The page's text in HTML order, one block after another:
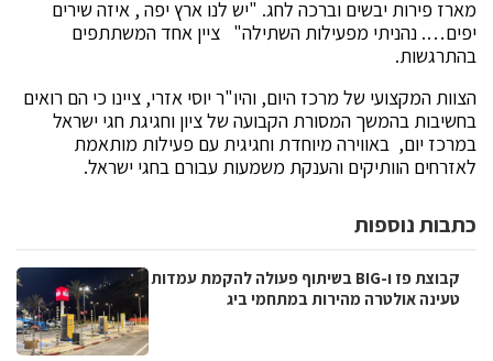
מארז פירות יבשים וברכה לחג. "יש לנו ארץ יפה , איזה שירים
יפים…. נהניתי מפעילות השתילה" ציין אחד המשתתפים
בהתרגשות.
הצוות המקצועי של מרכז היום, והיו"ר יוסי אזרי, ציינו כי הם רואים
בחשיבות בהמשך המסורת הקבועה של ציון וחגיגת חגי ישראל
במרכז יום, באווירה מיוחדת וחגיגית עם פעילות מותאמת
לאזרחים הוותיקים והענקת משמעות עבורם בחגי ישראל.
כתבות נוספות
קבוצת פז ו-BIG בשיתוף פעולה להקמת עמדות
טעינה אולטרה מהירות במתחמי ביג